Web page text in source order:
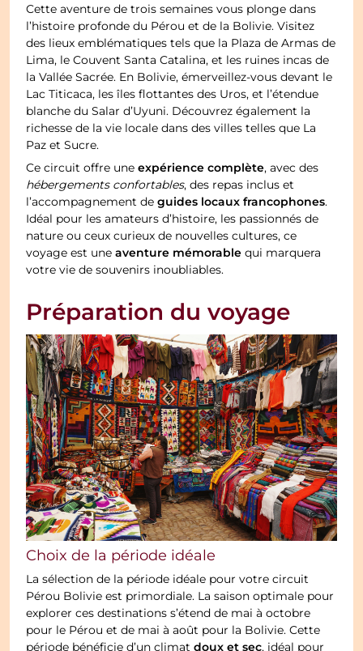
Cette aventure de trois semaines vous plonge dans
l’histoire profonde du Pérou et de la Bolivie. Visitez
des lieux emblématiques tels que la Plaza de Armas de
Lima, le Couvent Santa Catalina, et les ruines incas de
la Vallée Sacrée. En Bolivie, émerveillez-vous devant le
Lac Titicaca, les îles flottantes des Uros, et l’étendue
blanche du Salar d’Uyuni. Découvrez également la
richesse de la vie locale dans des villes telles que La
Paz et Sucre.
Ce circuit offre uneexpérience complète, avec des
hébergements confortables, des repas inclus et
l’accompagnement deguides locaux francophones.
Idéal pour les amateurs d’histoire, les passionnés de
nature ou ceux curieux de nouvelles cultures, ce
voyage est uneaventure mémorable qui marquera
votre vie de souvenirs inoubliables.
Préparation du voyage
Choix de la période idéale
La sélection de la période idéale pour votre circuit
Pérou Bolivie est primordiale. La saison optimale pour
explorer ces destinations s’étend de mai à octobre
pour le Pérou et de mai à août pour la Bolivie. Cette
période bénéficie d’un climat
, idéal pour